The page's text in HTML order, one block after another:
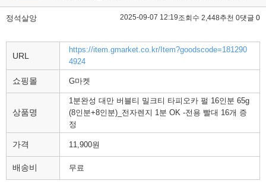
정석살앙 2025-09-07 12:19조회수 2,448추천 0댓글 0
URL
https://item.gmarket.co.kr/Item?goodscode=181290
4924
쇼핑몰 G마켓
상품명
1분완성 대만 버블티 밀크티 타피오카 펄 16인분 65g
(8인분+8인분)_전자렌지 1분 OK -전용 빨대 16개 증
정
가격 11,900원
배송비 무료